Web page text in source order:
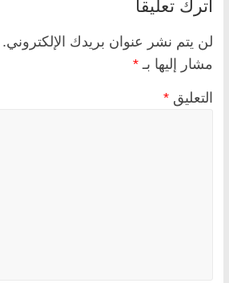
لن يتم نشر عنوان بريدك الإلكتروني.
مشار إليها بـ *
التعليق *